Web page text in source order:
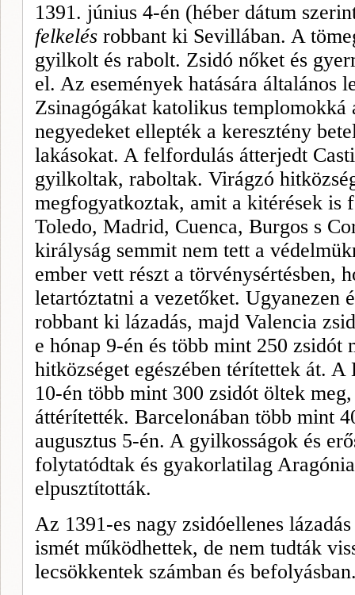
1391. június 4-én (héber dátum
felkelés robbant ki Sevillában. A
gyilkolt és rabolt. Zsidó nőket és
el. Az események hatására általános
Zsinagógákat katolikus templomokká
negyedeket ellepték a keresztény
lakásokat. A felfordulás átterjedt
gyilkoltak, raboltak. Virág­zó
megfogyatkoztak, amit a kitéré­sek is
Toledo, Madrid, Cuenca, Burgos s
királyság semmit nem tett a
ember vett részt a törvénysértésben,
letartóztatni a vezetőket. Ugyanezen
rob­bant ki lázadás, majd Valencia
e hónap 9-én és több mint 250 zsidót
hitközséget egészében térítettek át.
10-én több mint 300 zsidót öltek
áttérítették. Barcelonában több mint
augusztus 5-én. A gyilkos­ságok és
folytatódtak és gyakorlatilag
elpusztították.
Az 1391-es nagy zsidóellenes
ismét működhettek, de nem tudták
lecsökkentek számban és